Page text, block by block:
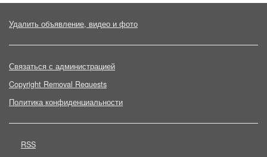
Удалить объявление, видео и фото
Связаться с администрацией
Copyright Removal Requests
Политика конфиденциальности
RSS